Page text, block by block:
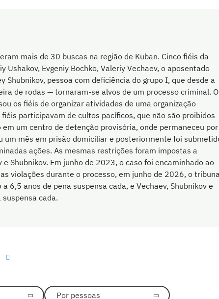
mais de 30 buscas na região de Kuban. Cinco fiéis da
Ushakov, Evgeniy Bochko, Valeriy Vechaev, o aposentado
Shubnikov, pessoa com deficiência do grupo I, que desde a
de rodas — tornaram-se alvos de um processo criminal. O
os fiéis de organizar atividades de uma organização
participavam de cultos pacíficos, que não são proibidos
em um centro de detenção provisória, onde permaneceu por
um mês em prisão domiciliar e posteriormente foi
ações. As mesmas restrições foram impostas a
e Shubnikov. Em junho de 2023, o caso foi encaminhado ao
violações durante o processo, em junho de 2026, o
6,5 anos de pena suspensa cada, e Vechaev, Shubnikov e
cada.
Por pessoas